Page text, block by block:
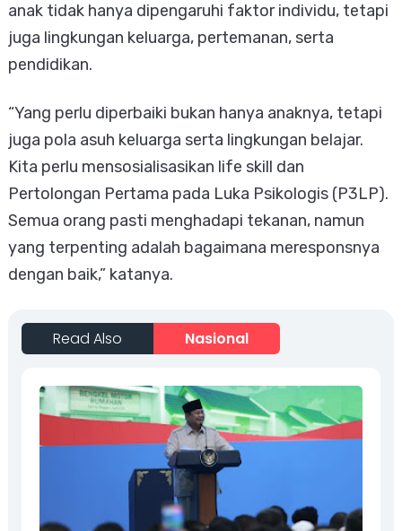
anak tidak hanya dipengaruhi faktor individu, tetapi
juga lingkungan keluarga, pertemanan, serta
pendidikan.
“Yang perlu diperbaiki bukan hanya anaknya, tetapi
juga pola asuh keluarga serta lingkungan belajar.
Kita perlu mensosialisasikan life skill dan
Pertolongan Pertama pada Luka Psikologis (P3LP).
Semua orang pasti menghadapi tekanan, namun
yang terpenting adalah bagaimana meresponsnya
dengan baik,” katanya.
Read Also Nasional